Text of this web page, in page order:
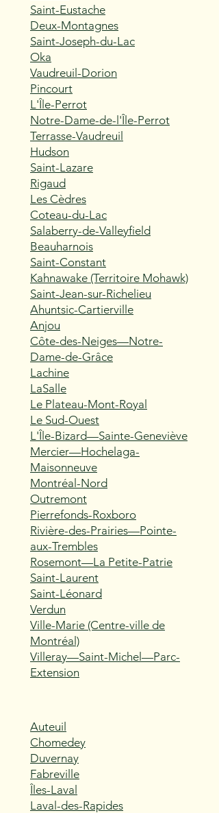
Saint-Eustache
Deux-Montagnes
Saint-Joseph-du-Lac
Oka
Vaudreuil-Dorion
Pincourt
L'Île-Perrot
Notre-Dame-de-l'Île-Perrot
Terrasse-Vaudreuil
Hudson
Saint-Lazare
Rigaud
Les Cèdres
Coteau-du-Lac
Salaberry-de-Valleyfield
Beauharnois
Saint-Constant
Kahnawake (Territoire Mohawk)
Saint-Jean-sur-Richelieu
Ahuntsic-Cartierville
Anjou
Côte-des-Neiges—Notre-
Dame-de-Grâce
Lachine
LaSalle
Le Plateau-Mont-Royal
Le Sud-Ouest
L'Île-Bizard—Sainte-Geneviève
Mercier—Hochelaga-
Maisonneuve
Montréal-Nord
Outremont
Pierrefonds-Roxboro
Rivière-des-Prairies—Pointe-
aux-Trembles
Rosemont—La Petite-Patrie
Saint-Laurent
Saint-Léonard
Verdun
Ville-Marie (Centre-ville de
Montréal)
Villeray—Saint-Michel—Parc-
Extension
Auteuil
Chomedey
Duvernay
Fabreville
Îles-Laval
Laval-des-Rapides